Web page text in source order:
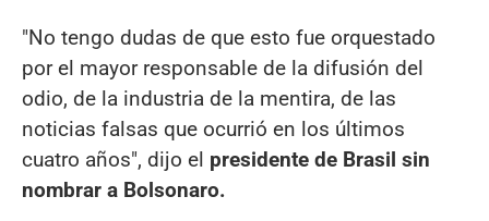
"No tengo dudas de que esto fue orquestado
por el mayor responsable de la difusión del
odio, de la industria de la mentira, de las
noticias falsas que ocurrió en los últimos
cuatro años", dijo el presidente de Brasil sin
nombrar a Bolsonaro.